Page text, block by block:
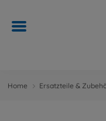
Home Ersatzteile &